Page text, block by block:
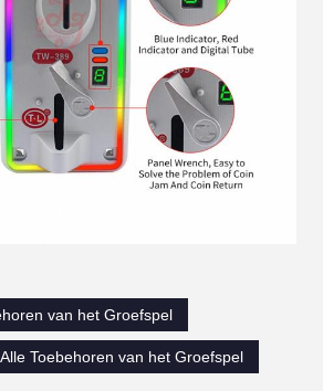
van het Groefspel
Toebehoren van het Groefspel